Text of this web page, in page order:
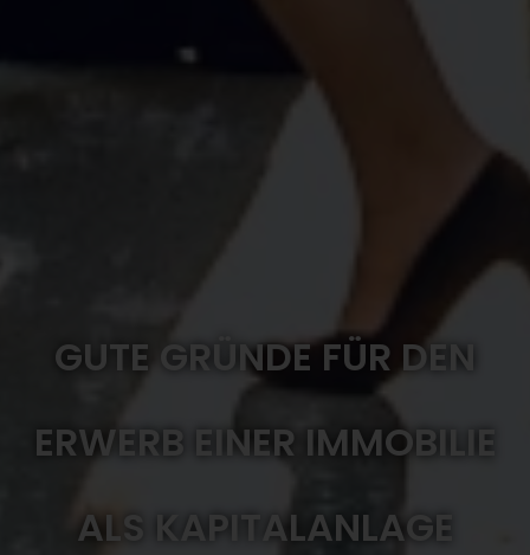
GUTE GRÜNDE FÜR DEN
ERWERB EINER IMMOBILIE
ALS KAPITALANLAGE